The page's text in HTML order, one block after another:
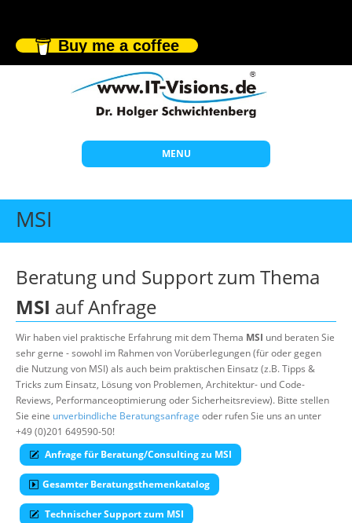
Buy me a coffee
MENU
Start
Individuelle Schulungen
Offene Seminare
Wissen
Über uns
Suche
MSI
Beratung und Support zum Thema
MSI auf Anfrage
Wir haben viel praktische Erfahrung mit dem Thema MSI und beraten Sie
sehr gerne - sowohl im Rahmen von Vorüberlegungen (für oder gegen
die Nutzung von MSI) als auch beim praktischen Einsatz (z.B. Tipps &
Tricks zum Einsatz, Lösung von Problemen, Architektur- und Code-
Reviews, Performanceoptimierung oder Sicherheitsreview). Bitte stellen
Sie eine unverbindliche Beratungsanfrage oder rufen Sie uns an unter
+49 (0)201 649590-50!
Anfrage für Beratung/Consulting zu MSI
Gesamter Beratungsthemenkatalog
Technischer Support zum MSI